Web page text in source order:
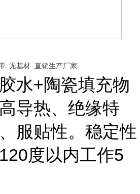
无基材 直销生产厂家
水+陶瓷填充物
导热、绝缘特
服贴性。稳定性
度以内工作5